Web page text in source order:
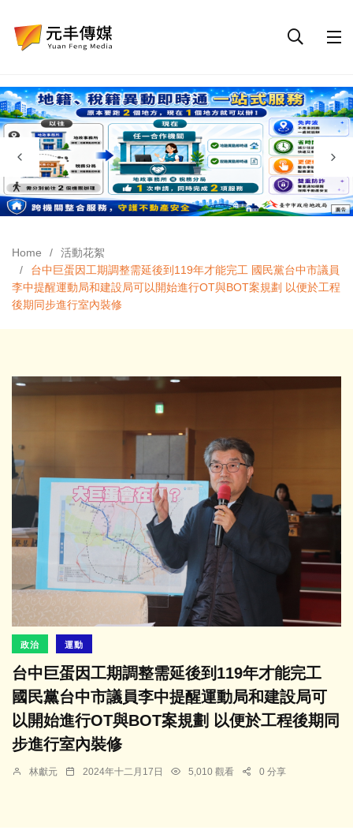
Home
活動花絮
台中巨蛋因工期調整需延後到119年才能完工 國民黨台中市議員
李中提醒運動局和建設局可以開始進行OT與BOT案規劃 以便於工程
後期同步進行室內裝修
政治 運動
台中巨蛋因工期調整需延後到119年才能完工
國民黨台中市議員李中提醒運動局和建設局可
以開始進行OT與BOT案規劃 以便於工程後期同
步進行室內裝修
林獻元 2024年十二月17日 5,010 觀看 0 分享